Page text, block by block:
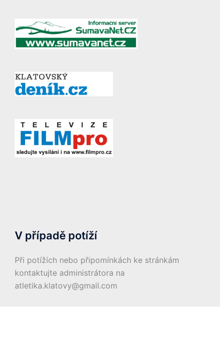
V případě potíží
Při potížích nebo připomínkách ke stránkám
kontaktujte administrátora na
atletika.klatovy@gmail.com